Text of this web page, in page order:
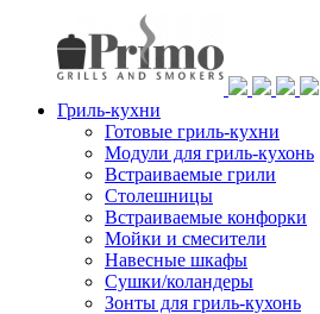
Гриль-кухни
Готовые гриль-кухни
Модули для гриль-кухонь
Встраиваемые грили
Столешницы
Встраиваемые конфорки
Мойки и смесители
Навесные шкафы
Сушки/коландеры
Зонты для гриль-кухонь